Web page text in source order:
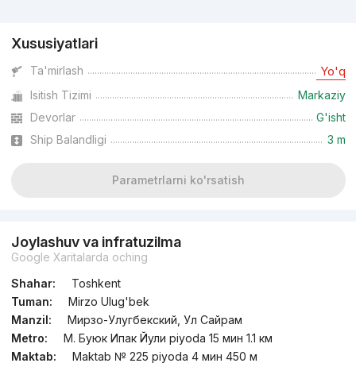
dan20.6 mln
Topshirilishi 4kv 2026,Tower Up
TJ «Pushkin»
+998 (55) 520...
Xususiyatlari
Ta'mirlash Yo'q
Isitish Tizimi
Markaziy
Devorlar
G'isht
Ship Balandligi
3 m
Parametrlarni ko'rsatish
Joylashuv va infratuzilma
Google Xaritalarda oching
Shahar:
Toshkent
Tuman:
Mirzo Ulug'bek
Manzil:
Мирзо-Улугбекский, Ул Сайрам
Metro:
М. Буюк Ипак Йули piyoda 15 мин 1.1 км
Maktab:
Maktab № 225 piyoda 4 мин 450 м